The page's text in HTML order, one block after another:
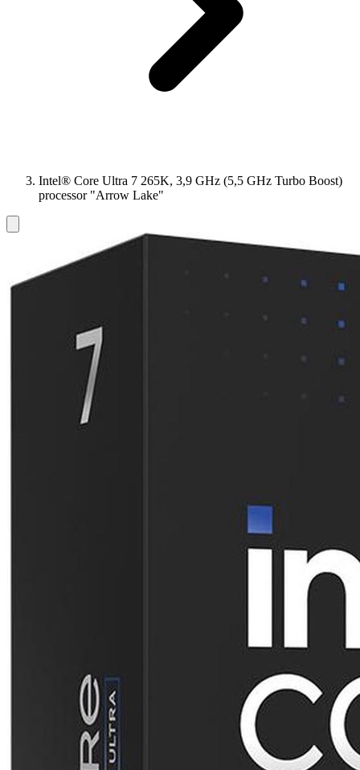
Intel® Core Ultra 7 265K, 3,9 GHz (5,5 GHz Turbo Boost)
processor "Arrow Lake"